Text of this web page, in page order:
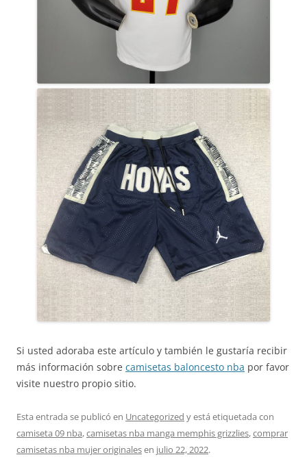
Si usted adoraba este artículo y también le gustaría recibir
más información sobre camisetas baloncesto nba por favor
visite nuestro propio sitio.
Esta entrada se publicó en Uncategorized y está etiquetada con
camiseta 09 nba,camisetas nba manga memphis grizzlies,comprar
camisetas nba mujer originalesen julio 22, 2022.